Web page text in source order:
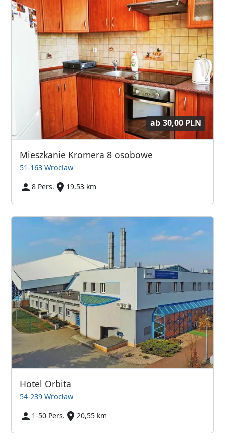
ab 30,00 PLN
Mieszkanie Kromera 8 osobowe
51-163 Wroclaw
8 Pers.
19,53 km
Hotel Orbita
54-239 Wrocław
1-50 Pers.
20,55 km